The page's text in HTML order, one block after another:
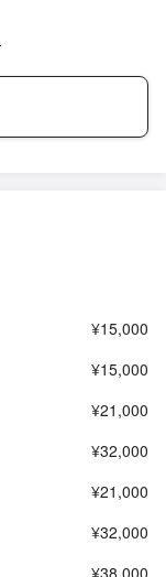
¥15,000
¥15,000
¥21,000
¥32,000
¥21,000
¥32,000
¥38,000